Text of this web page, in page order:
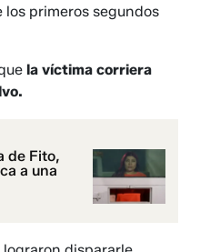
primeros segundos
la víctima corriera
de Fito,
a una